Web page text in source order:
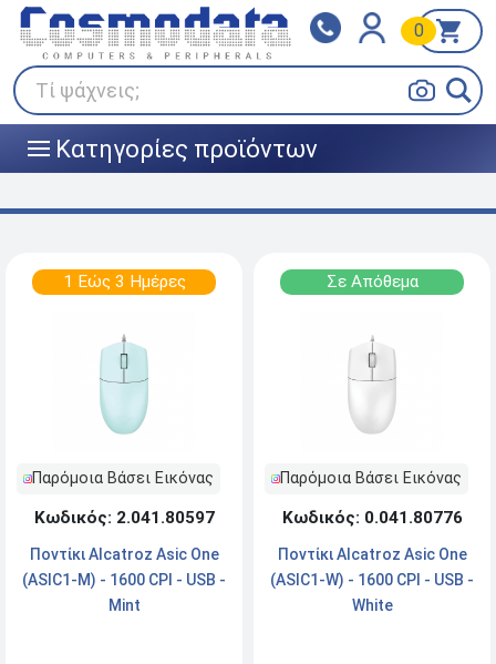
Τί ψάχνεις;
0
||| Κατηγορίες προϊόντων
Klarna
Πληρώστε σε 3
άτοκες δόσεις
BOX NOW
1 Εώς 3 Ημέρες
Παρόμοια Βάσει Εικόνας
Κωδικός: 2.041.80597
Ποντίκι Alcatroz Asic One
(ASIC1-M) - 1600 CPI - USB -
Mint
Σε Απόθεμα
Παρόμοια Βάσει Εικόνας
Κωδικός: 0.041.80776
Ποντίκι Alcatroz Asic One
(ASIC1-W) - 1600 CPI - USB -
White